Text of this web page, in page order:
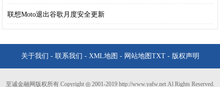
联想Moto退出谷歌月度安全更新
关于我们 - 联系我们 - XML地图 - 网站地图TXT- 版权声明
至诚金融网版权所有 Copyright ◎ 2001-2019 http://www.yafw.net Al Rights Reserved.